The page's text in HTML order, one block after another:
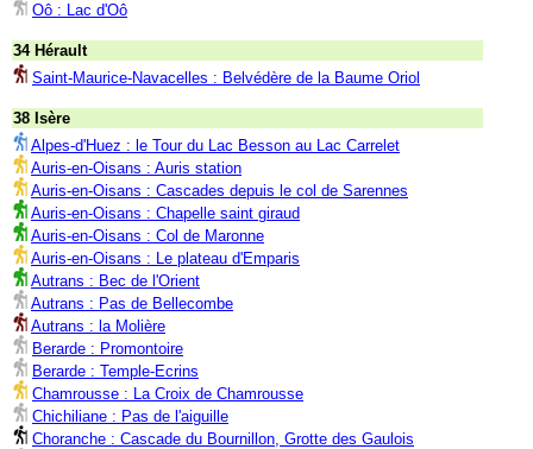
Oô : Lac d'Oô
34 Hérault
Saint-Maurice-Navacelles : Belvédère de la Baume Oriol
38 Isère
Alpes-d'Huez : le Tour du Lac Besson au Lac Carrelet
Auris-en-Oisans : Auris station
Auris-en-Oisans : Cascades depuis le col de Sarennes
Auris-en-Oisans : Chapelle saint giraud
Auris-en-Oisans : Col de Maronne
Auris-en-Oisans : Le plateau d'Emparis
Autrans : Bec de l'Orient
Autrans : Pas de Bellecombe
Autrans : la Molière
Berarde : Promontoire
Berarde : Temple-Ecrins
Chamrousse : La Croix de Chamrousse
Chichiliane : Pas de l'aiguille
Choranche : Cascade du Bournillon, Grotte des Gaulois